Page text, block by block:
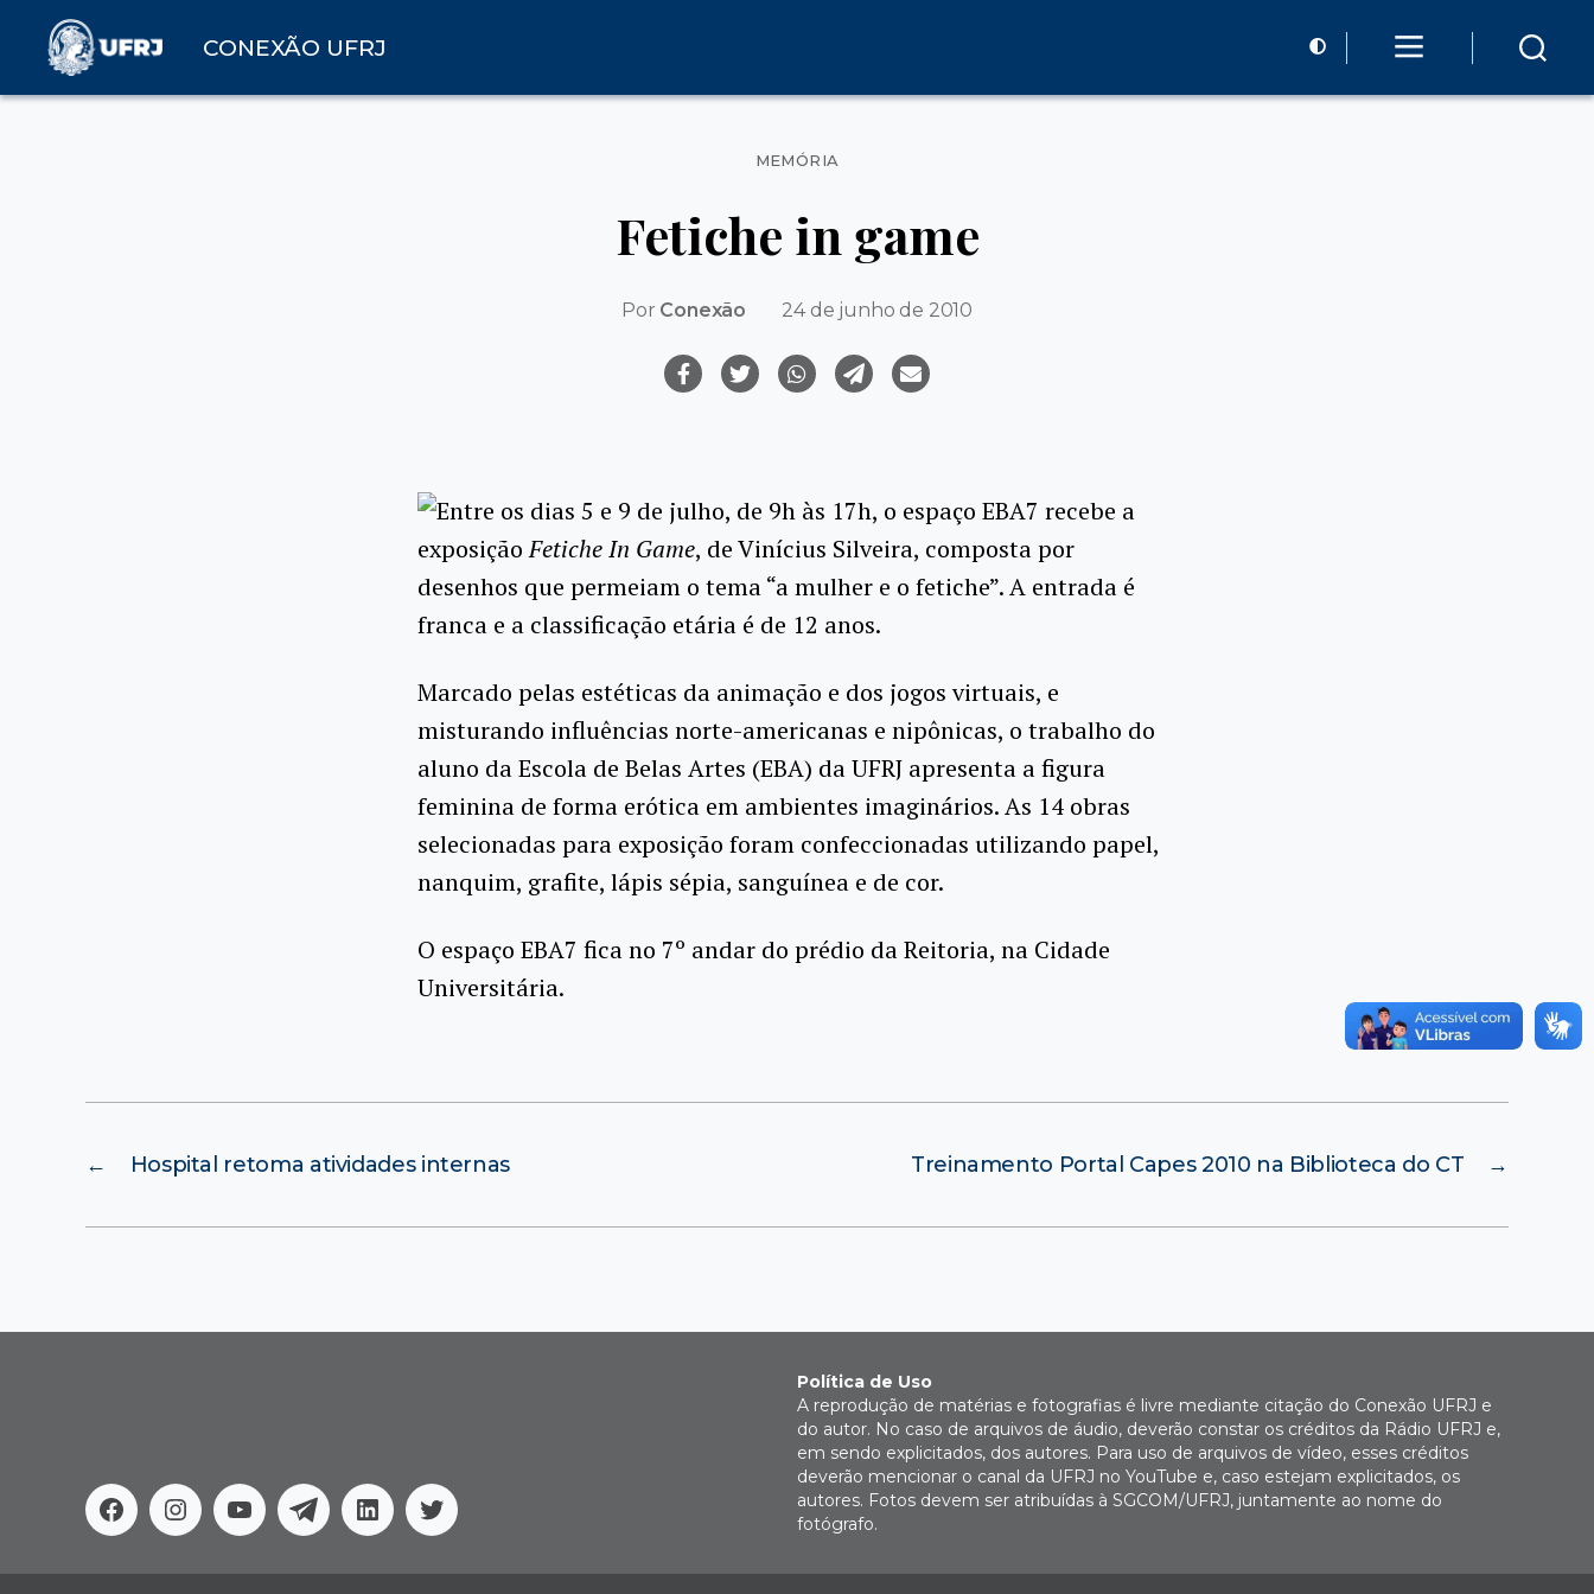
CONEXÃO UFRJ
Categorias
MEMÓRIA
Fetiche in game
Por Conexão 24 de junho de 2010
Entre os dias 5 e 9 de julho, de 9h às 17h, o espaço EBA7 recebe a
exposiçãoFetiche In Game, de Vinícius Silveira, composta por
desenhos que permeiam o tema “a mulher e o fetiche”. A entrada é
franca e a classificação etária é de 12 anos.
Marcado pelas estéticas da animação e dos jogos virtuais, e
misturando influências norte-americanas e nipônicas, o trabalho do
aluno da Escola de Belas Artes (EBA) da UFRJ apresenta a figura
feminina de forma erótica em ambientes imaginários. As 14 obras
selecionadas para exposição foram confeccionadas utilizando papel,
nanquim, grafite, lápis sépia, sanguínea e de cor.
O espaço EBA7 fica no 7º andar do prédio da Reitoria, na Cidade
Universitária.
← Hospital retoma atividades internas →
Treinamento Portal Capes 2010 na Biblioteca do CT
FacebookInstagram
YoutubeTelegramLinkedinTwitter
Política de Uso
A reprodução de matérias e fotografias é livre mediante citação do Conexão UFRJ e
do autor. No caso de arquivos de áudio, deverão constar os créditos da Rádio UFRJ e,
em sendo explicitados, dos autores. Para uso de arquivos de vídeo, esses créditos
deverão mencionar o canal da UFRJ no YouTube e, caso estejam explicitados, os
autores. Fotos devem ser atribuídas à SGCOM/UFRJ, juntamente ao nome do
fotógrafo.